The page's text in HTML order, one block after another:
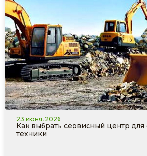
23 июня, 2026
Как выбрать сервисный центр для
техники